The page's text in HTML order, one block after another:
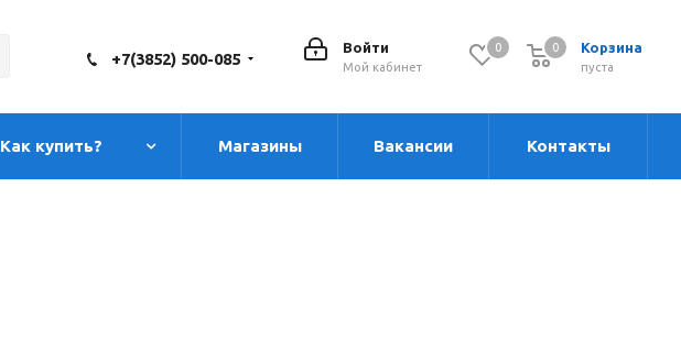
0 Корзина
0
пуста
0
Войти
Мой кабинет
+7(3852) 500-085
Как купить? Магазины Вакансии Контакты